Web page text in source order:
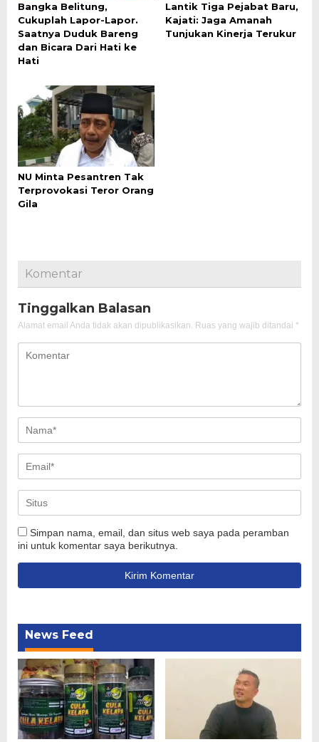
Bangka Belitung,
Cukuplah Lapor-Lapor.
Saatnya Duduk Bareng
dan Bicara Dari Hati ke
Hati
Lantik Tiga Pejabat Baru,
Kajati: Jaga Amanah
Tunjukan Kinerja Terukur
NU Minta Pesantren Tak
Terprovokasi Teror Orang
Gila
Komentar
Tinggalkan Balasan
Alamat email Anda tidak akan dipublikasikan. Ruas yang wajib ditandai *
Simpan nama, email, dan situs web saya pada peramban
ini untuk komentar saya berikutnya.
News Feed